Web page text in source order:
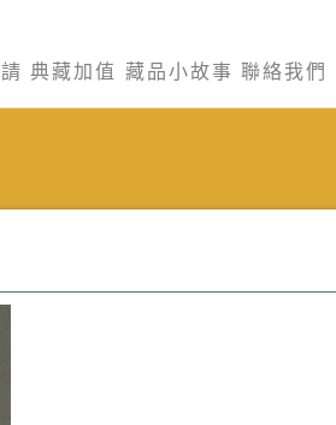
典藏加值 藏品小故事 聯絡我們